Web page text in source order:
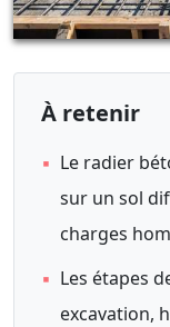
À retenir
▪ Le radier
sur un sol
charges
▪ Les étapes
excavation,